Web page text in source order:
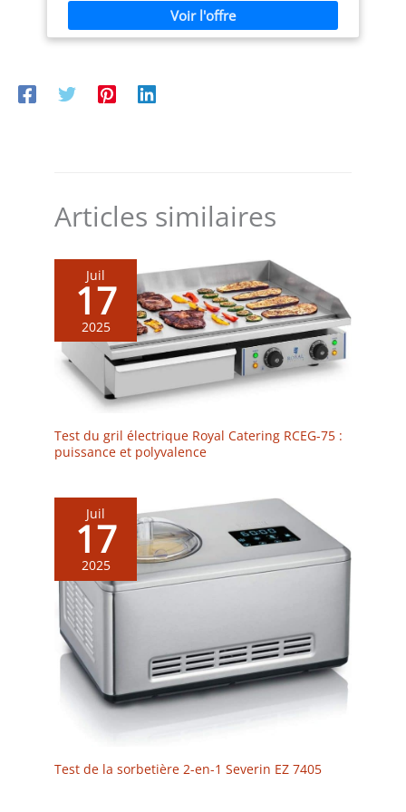
d’autres tâches en cuisine Entretien simplifié : La cuve
intérieure antiadhésive empêche le riz de coller, se
retire facilement et se nettoie vite, ce qui réduit
encombrement réduit conviennent aux petites cuisines,
Articles similaires
Juil
17
2025
Test du gril électrique Royal Catering RCEG-75 :
puissance et polyvalence
Juil
17
2025
Test de la sorbetière 2-en-1 Severin EZ 7405